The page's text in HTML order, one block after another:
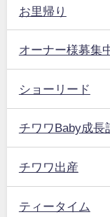
お里帰り
オーナー様募集
ショーリード
チワワBaby成長
チワワ出産
ティータイム